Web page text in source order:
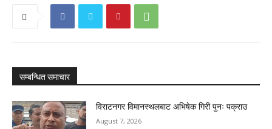
सम्बन्धित समाचार
विराटनगर विमानस्थलबाट अभिषेक गिरी पुनः पक्राउ
August 7, 2026